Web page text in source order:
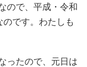
ので、平成・令和
です。わたしも
ったので、元日は